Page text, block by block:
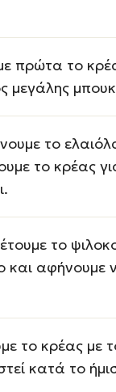
πρώτα το
μεγάλης
το
το κρέας
το
και αφήνουμε
το κρέας με
κατά το